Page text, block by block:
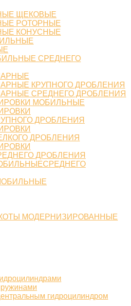
ЩЕКОВЫЕ
РОТОРНЫЕ
КОНУСНЫЕ
СРЕДНЕГО
КРУПНОГО ДРОБЛЕНИЯ
СРЕДНЕГО ДРОБЛЕНИЯ
МОБИЛЬНЫЕ
ДРОБЛЕНИЯ
ДРОБЛЕНИЯ
ДРОБЛЕНИЯ
МОДЕРНИЗИРОВАННЫЕ
гидроцилиндром